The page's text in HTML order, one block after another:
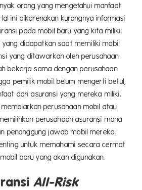
orang yang mengetahui manfaat
ini dikarenakan kurangnya informasi
pada mobil baru yang kita miliki.
yang didapatkan saat memiliki mobil
yang ditawarkan oleh perusahaan
bekerja sama dengan perusahaan
pemilik mobil belum mengerti betul,
dari asuransi yang mereka miliki.
perusahaan mobil atau
perusahaan asuransi mana
penanggung jawab mobil mereka.
untuk memahami secara cermat
baru yang akan digunakan.
All-Risk